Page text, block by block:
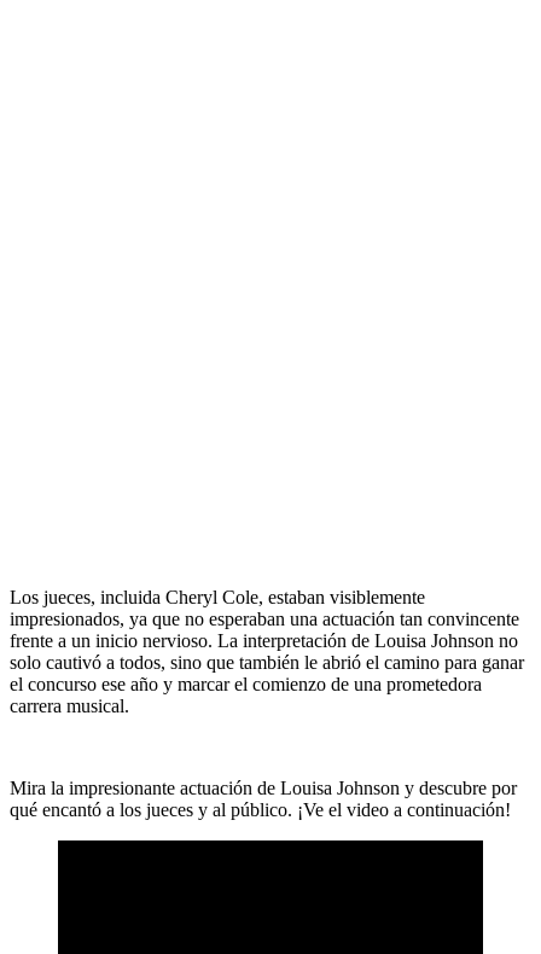
Los jueces, incluida Cheryl Cole, estaban visiblemente
impresionados, ya que no esperaban una actuación tan convincente
frente a un inicio nervioso. La interpretación de Louisa Johnson no
solo cautivó a todos, sino que también le abrió el camino para ganar
el concurso ese año y marcar el comienzo de una prometedora
carrera musical.
Mira la impresionante actuación de Louisa Johnson y descubre por
qué encantó a los jueces y al público. ¡Ve el video a continuación!